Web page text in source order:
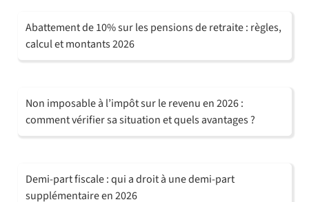
Abattement de 10% sur les pensions de retraite : règles,
calcul et montants 2026
Non imposable à l’impôt sur le revenu en 2026 :
comment vérifier sa situation et quels avantages ?
Demi-part fiscale : qui a droit à une demi-part
supplémentaire en 2026